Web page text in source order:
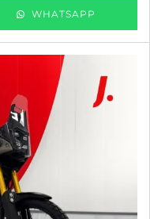
WHATSAPP